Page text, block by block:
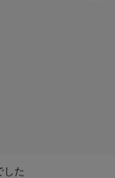
した